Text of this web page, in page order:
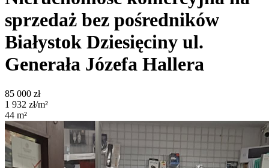
sprzedaż bez pośredników
Białystok Dziesięciny ul.
Generała Józefa Hallera
85 000 zł
1 932 zł/m²
44 m²